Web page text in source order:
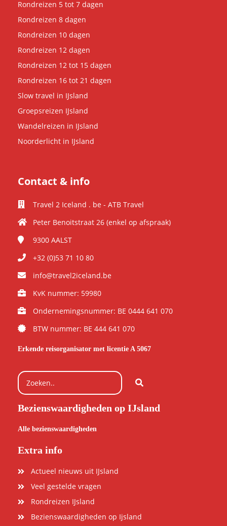
Rondreizen 5 tot 7 dagen
Rondreizen 8 dagen
Rondreizen 10 dagen
Rondreizen 12 dagen
Rondreizen 12 tot 15 dagen
Rondreizen 16 tot 21 dagen
Slow travel in IJsland
Groepsreizen IJsland
Wandelreizen in IJsland
Noorderlicht in IJsland
Contact & info
Travel 2 Iceland . be - ATB Travel
Peter Benoitstraat 26 (enkel op afspraak)
9300 AALST
+32 (0)53 71 10 80
info@travel2iceland.be
KvK nummer: 59980
Ondernemingsnummer: BE 0444 641 070
BTW nummer: BE 444 641 070
Erkende reisorganisator met licentie A 5067
Bezienswaardigheden op IJsland
Alle bezienswaardigheden
Extra info
Actueel nieuws uit IJsland
Veel gestelde vragen
Rondreizen IJsland
Bezienswaardigheden op Ijsland